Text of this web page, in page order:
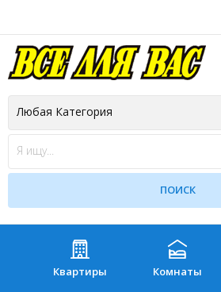
Квартиры Комнаты